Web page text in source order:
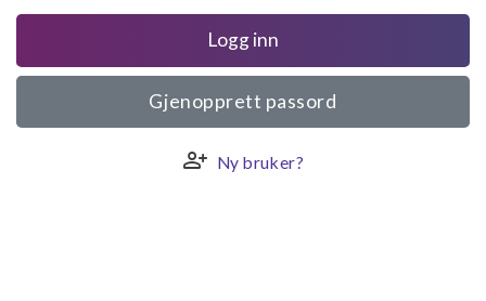
Logg inn
Gjenopprett passord
person_add Ny bruker?